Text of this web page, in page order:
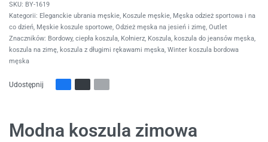
BY-1619
Kategorii: Eleganckie ubrania męskie, Koszule męskie, Męska odzież sportowa i na
co dzień, Męskie koszule sportowe, Odzież męska na jesień i zimę, Outlet
Znaczników: Bordowy, ciepła koszula, Kołnierz, Koszula, koszula do jeansów męska,
koszula na zimę, koszula z długimi rękawami męska, Winter koszula bordowa
męska
Udostępnij
Modna koszula zimowa